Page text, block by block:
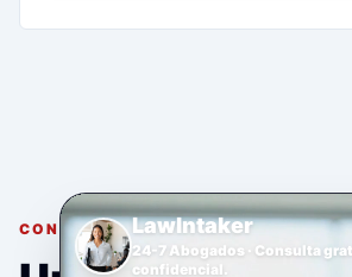
CONSULTA GRATUITA Y
LawIntaker
24-7 Abogados · Consulta
confidencial.